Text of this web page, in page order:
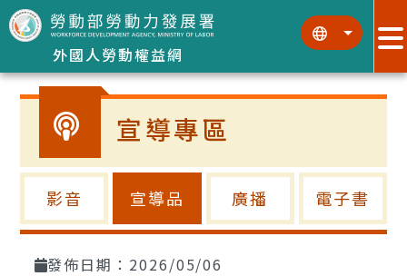
跳到主要內容區塊
外國人勞動權益網
::: :::
宣導專區
影音 宣導品 廣播 電子書
發佈日期：2026/05/06